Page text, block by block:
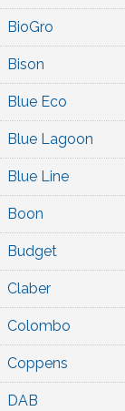
BioGro
Bison
Blue Eco
Blue Lagoon
Blue Line
Boon
Budget
Claber
Colombo
Coppens
DAB